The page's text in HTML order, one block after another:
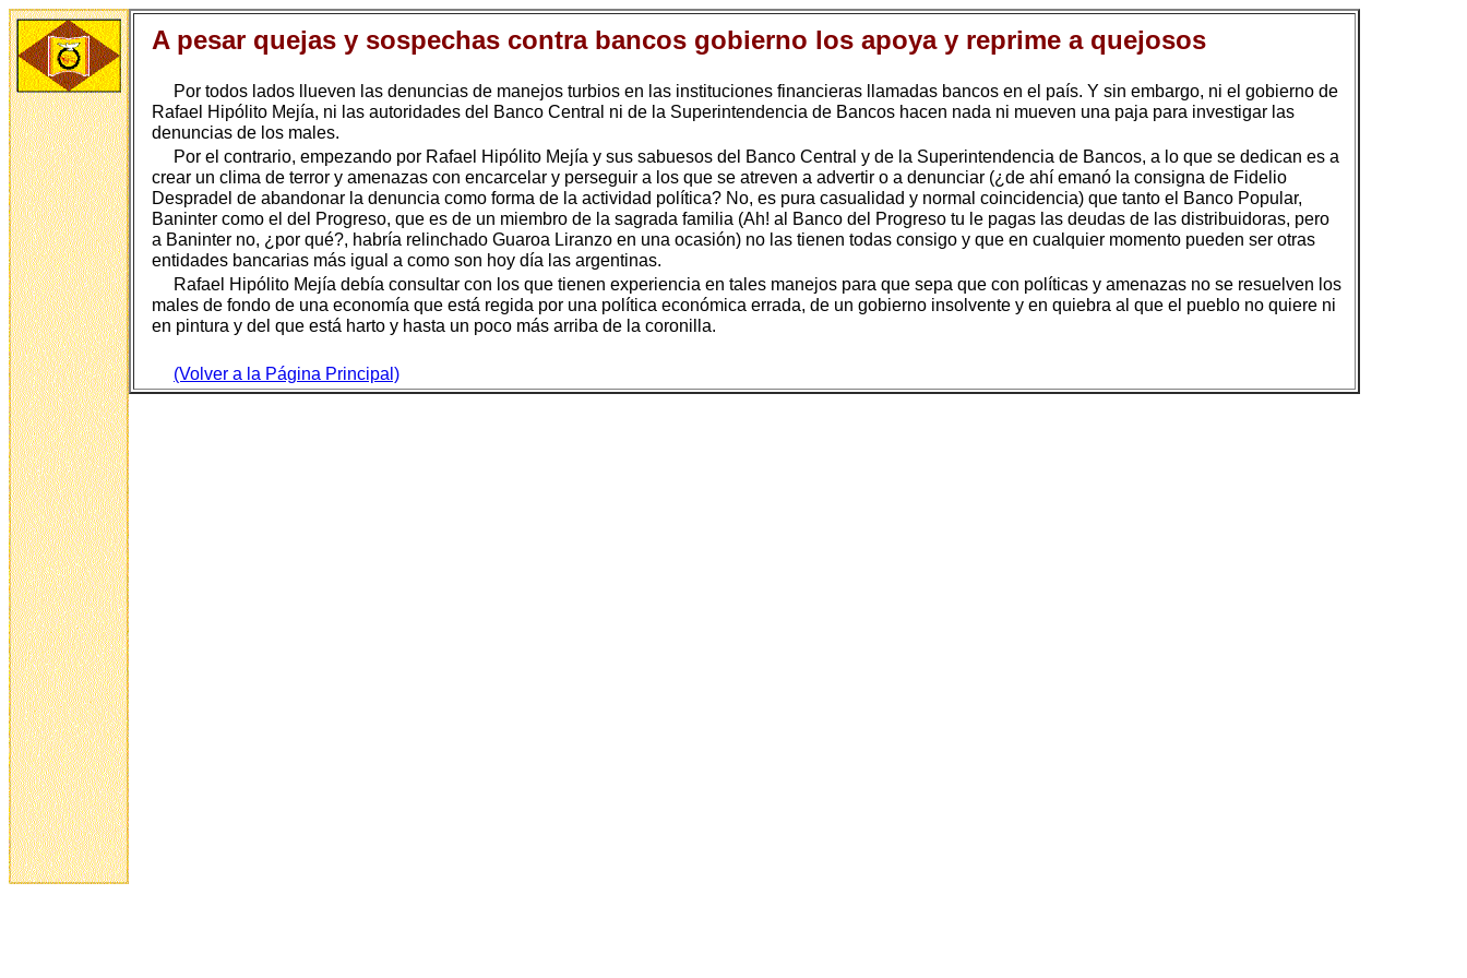
A pesar quejas y sospechas contra bancos gobierno los apoya y reprime a quejosos
Por todos lados llueven las denuncias de manejos turbios en las instituciones financieras llamadas bancos en el país. Y sin embargo, ni el gobierno de
Rafael Hipólito Mejía, ni las autoridades del Banco Central ni de la Superintendencia de Bancos hacen nada ni mueven una paja para investigar las
denuncias de los males.
Por el contrario, empezando por Rafael Hipólito Mejía y sus sabuesos del Banco Central y de la Superintendencia de Bancos, a lo que se dedican es a
crear un clima de terror y amenazas con encarcelar y perseguir a los que se atreven a advertir o a denunciar (¿de ahí emanó la consigna de Fidelio
Despradel de abandonar la denuncia como forma de la actividad política? No, es pura casualidad y normal coincidencia) que tanto el Banco Popular,
Baninter como el del Progreso, que es de un miembro de la sagrada familia (Ah! al Banco del Progreso tu le pagas las deudas de las distribuidoras, pero
a Baninter no, ¿por qué?, habría relinchado Guaroa Liranzo en una ocasión) no las tienen todas consigo y que en cualquier momento pueden ser otras
entidades bancarias más igual a como son hoy día las argentinas.
Rafael Hipólito Mejía debía consultar con los que tienen experiencia en tales manejos para que sepa que con políticas y amenazas no se resuelven los
males de fondo de una economía que está regida por una política económica errada, de un gobierno insolvente y en quiebra al que el pueblo no quiere ni
en pintura y del que está harto y hasta un poco más arriba de la coronilla.
(Volver a la Página Principal)